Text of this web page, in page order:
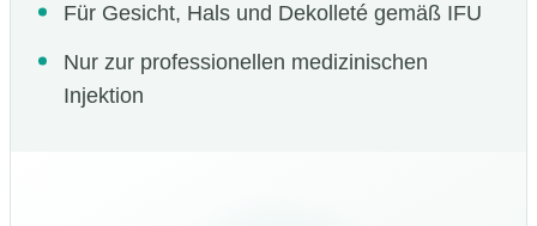
Für Gesicht, Hals und Dekolleté gemäß IFU
Nur zur professionellen medizinischen
Injektion